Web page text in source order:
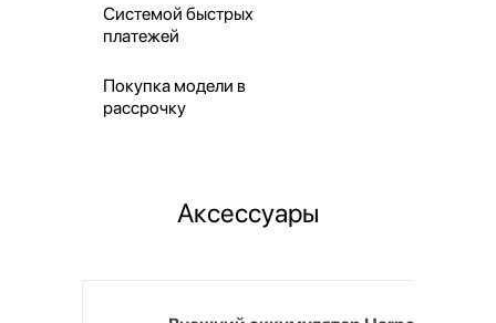
Системой быстрых
платежей
Покупка модели в
рассрочку
Аксессуары